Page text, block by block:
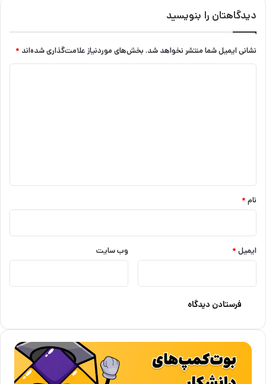
دیدگاهتان را بنویسید
نشانی ایمیل شما منتشر نخواهد شد. بخش‌های موردنیاز علامت‌گذاری شده‌اند *
نام *
ایمیل * وب‌ سایت